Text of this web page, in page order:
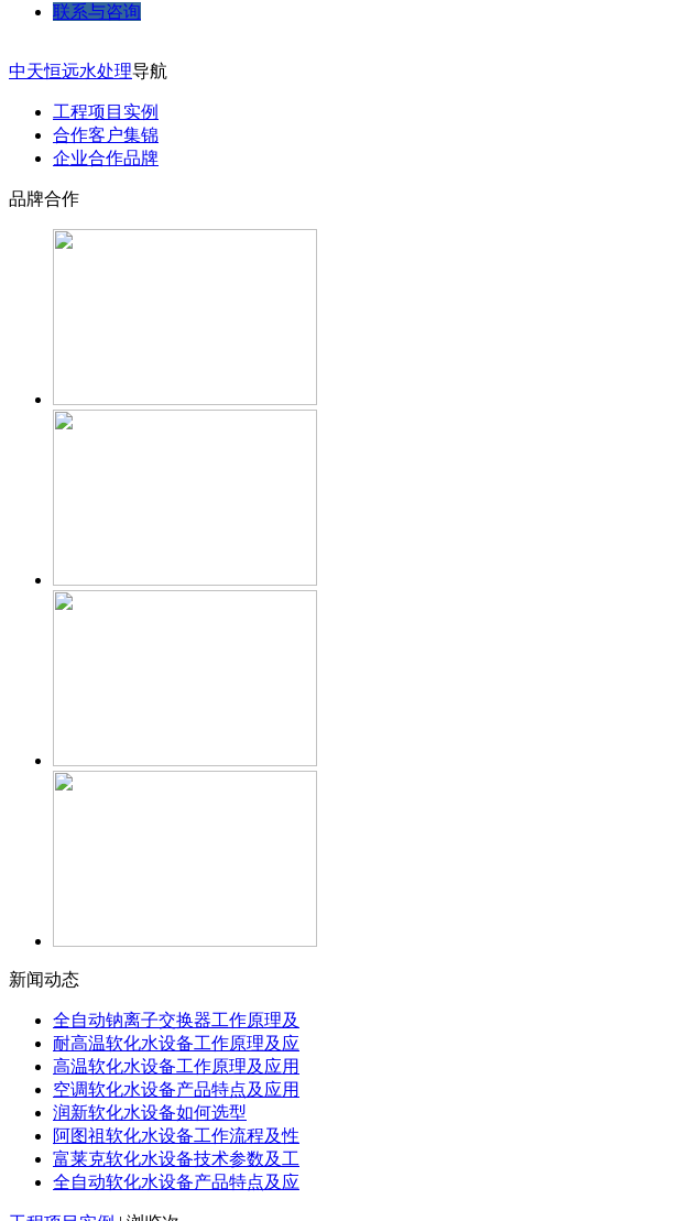
联系与咨询
中天恒远水处理导航
工程项目实例
合作客户集锦
企业合作品牌
品牌合作
新闻动态
全自动钠离子交换器工作原理及
耐高温软化水设备工作原理及应
高温软化水设备工作原理及应用
空调软化水设备产品特点及应用
润新软化水设备如何选型
阿图祖软化水设备工作流程及性
富莱克软化水设备技术参数及工
全自动软化水设备产品特点及应